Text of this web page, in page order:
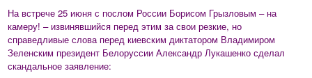
На встрече 25 июня с послом России Борисом Грызловым – на
камеру! – извинявшийся перед этим за свои резкие, но
справедливые слова перед киевским диктатором Владимиром
Зеленским президент Белоруссии Александр Лукашенко сделал
скандальное заявление: